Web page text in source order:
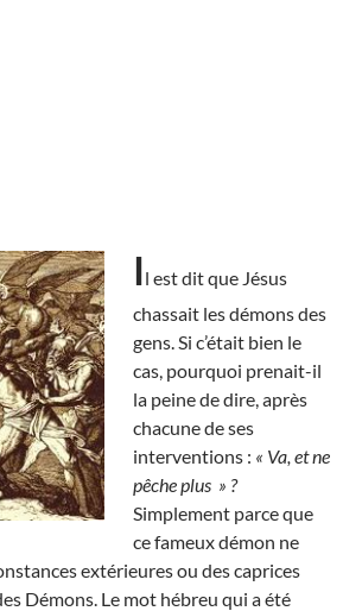
Il est dit que Jésus
chassait les démons des
gens. Si c’était bien le
cas, pourquoi prenait-il
la peine de dire, après
chacune de ses
interventions : « Va, et ne
pêche plus » ?
Simplement parce que
ce fameux démon ne
extérieures ou des caprices
Démons. Le mot hébreu qui a été